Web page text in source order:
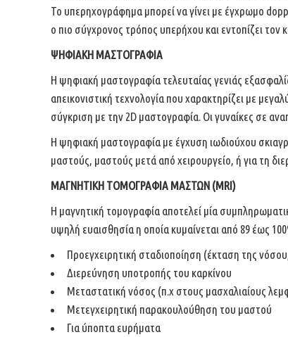
Το υπερηχογράφημα μπορεί να γίνει με έγχρωμο
ο πιο σύγχρονος τρόπος υπερήχου και εντοπίζει
ΨΗΦΙΑΚΗ ΜΑΣΤΟΓΡΑΦΙΑ
Η ψηφιακή μαστογραφία τελευταίας γενιάς
απεικονιστική τεχνολογία που χαρακτηρίζει με
σύγκριση με την 2D μαστογραφία. Oι γυναίκες σε
Η ψηφιακή μαστογραφία με έγχυση ιωδιούχου
μαστούς, μαστούς μετά από χειρουργείο, ή για τη
ΜΑΓΝΗΤΙΚΗ ΤΟΜΟΓΡΑΦΙΑ ΜΑΣΤΩΝ (MRI)
H μαγνητική τομογραφία αποτελεί μία
υψηλή ευαισθησία η οποία κυμαίνεται από 89 έως
Προεγχειρητική σταδιοποίηση (έκταση της
Διερεύνηση υποτροπής του καρκίνου
Μεταστατική νόσος (π.χ στους μασχαλιαίους
Μετεγχειρητική παρακουλούθηση του μαστού
Για ύποπτα ευρήματα